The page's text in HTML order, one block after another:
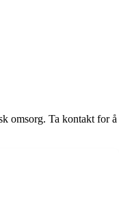
omsorg. Ta kontakt for å